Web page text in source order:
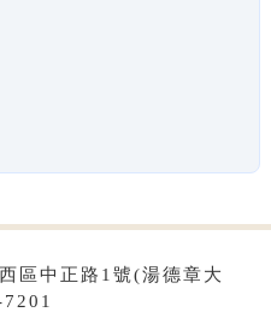
區中正路1號(湯德章大